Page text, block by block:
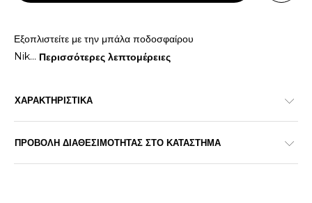
Εξοπλιστείτε με την μπάλα ποδοσφαίρου
Nik... Περισσότερες λεπτομέρειες
ΧΑΡΑΚΤΗΡΙΣΤΙΚΑ
ΠΡΟΒΟΛΗ ΔΙΑΘΕΣΙΜΟΤΗΤΑΣ ΣΤΟ ΚΑΤΑΣΤΗΜΑ